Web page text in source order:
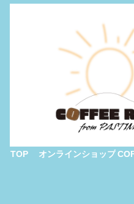
TOP オンラインショップ